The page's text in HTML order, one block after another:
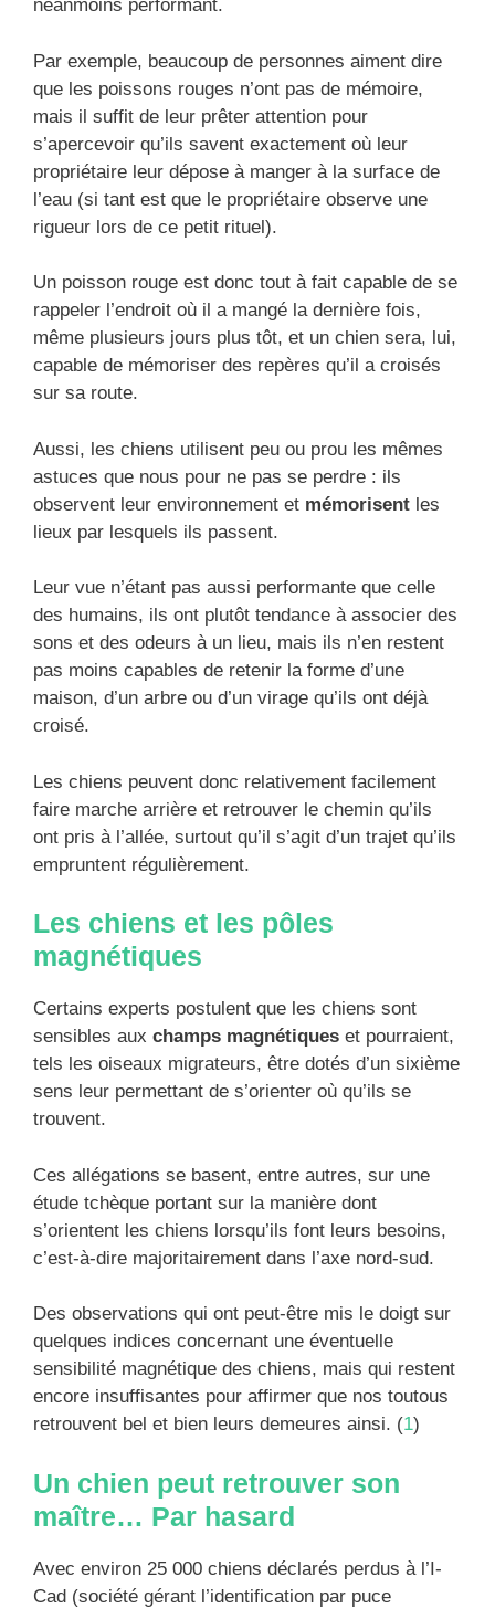
néanmoins performant.
Par exemple, beaucoup de personnes aiment dire
que les poissons rouges n’ont pas de mémoire,
mais il suffit de leur prêter attention pour
s’apercevoir qu’ils savent exactement où leur
propriétaire leur dépose à manger à la surface de
l’eau (si tant est que le propriétaire observe une
rigueur lors de ce petit rituel).
Un poisson rouge est donc tout à fait capable de se
rappeler l’endroit où il a mangé la dernière fois,
même plusieurs jours plus tôt, et un chien sera, lui,
capable de mémoriser des repères qu’il a croisés
sur sa route.
Aussi, les chiens utilisent peu ou prou les mêmes
astuces que nous pour ne pas se perdre : ils
observent leur environnement et mémorisent les
lieux par lesquels ils passent.
Leur vue n’étant pas aussi performante que celle
des humains, ils ont plutôt tendance à associer des
sons et des odeurs à un lieu, mais ils n’en restent
pas moins capables de retenir la forme d’une
maison, d’un arbre ou d’un virage qu’ils ont déjà
croisé.
Les chiens peuvent donc relativement facilement
faire marche arrière et retrouver le chemin qu’ils
ont pris à l’allée, surtout qu’il s’agit d’un trajet qu’ils
empruntent régulièrement.
Les chiens et les pôles
magnétiques
Certains experts postulent que les chiens sont
sensibles aux champs magnétiques et pourraient,
tels les oiseaux migrateurs, être dotés d’un sixième
sens leur permettant de s’orienter où qu’ils se
trouvent.
Ces allégations se basent, entre autres, sur une
étude tchèque portant sur la manière dont
s’orientent les chiens lorsqu’ils font leurs besoins,
c’est-à-dire majoritairement dans l’axe nord-sud.
Des observations qui ont peut-être mis le doigt sur
quelques indices concernant une éventuelle
sensibilité magnétique des chiens, mais qui restent
encore insuffisantes pour affirmer que nos toutous
retrouvent bel et bien leurs demeures ainsi. (1)
Un chien peut retrouver son
maître… Par hasard
Avec environ 25 000 chiens déclarés perdus à l’I-
Cad (société gérant l’identification par puce